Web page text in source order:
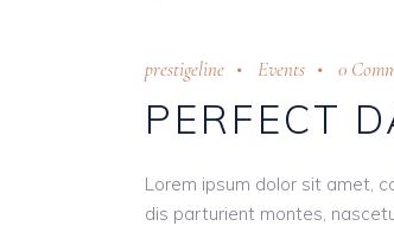
prestigeline Events 0
PERFECT
Lorem ipsum dolor sit amet,
dis parturient montes,